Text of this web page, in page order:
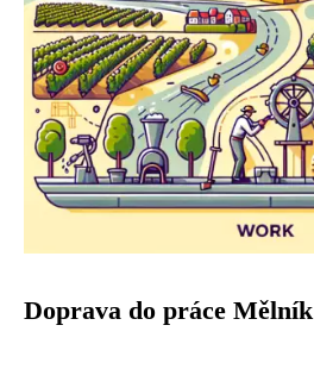
Doprava do práce Mělník